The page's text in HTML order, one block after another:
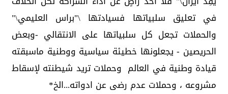
في تعليق سلبياتها فسيادتها \"براس العليمي\"
والحملات تجعل كل سلبياتها على الانتقالي -وبعض
الحريصين - يجعلونها خطيئة سياسية ووطنية ماسبقته
قيادة وطنية في العالم وحملات تريد شيطنته لإسقاط
مشروعه ، وحملات عدم رضى عن ادواته...الخ*